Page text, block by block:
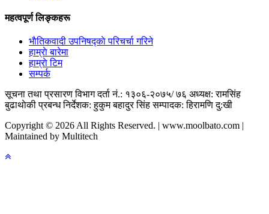
महत्वपूर्ण लिङ्कहरू
भाैतिकवादी उपनिषद्काे परिचर्चा गरिने
हाम्राे बारेमा
हाम्राे टिम
सम्पर्क
सूचना तथा प्रसारण विभाग दर्ता नं.: १३०६-२०७५/ ७६ अध्यक्ष: रामसिंह
बुढाथाेकी प्रबन्ध निर्देशक: हुकुम बहादुर सिंह सम्पादक: हिरामणि दु:खी
Copyright © 2026 All Rights Reserved. | www.moolbato.com |
Maintained by Multitech